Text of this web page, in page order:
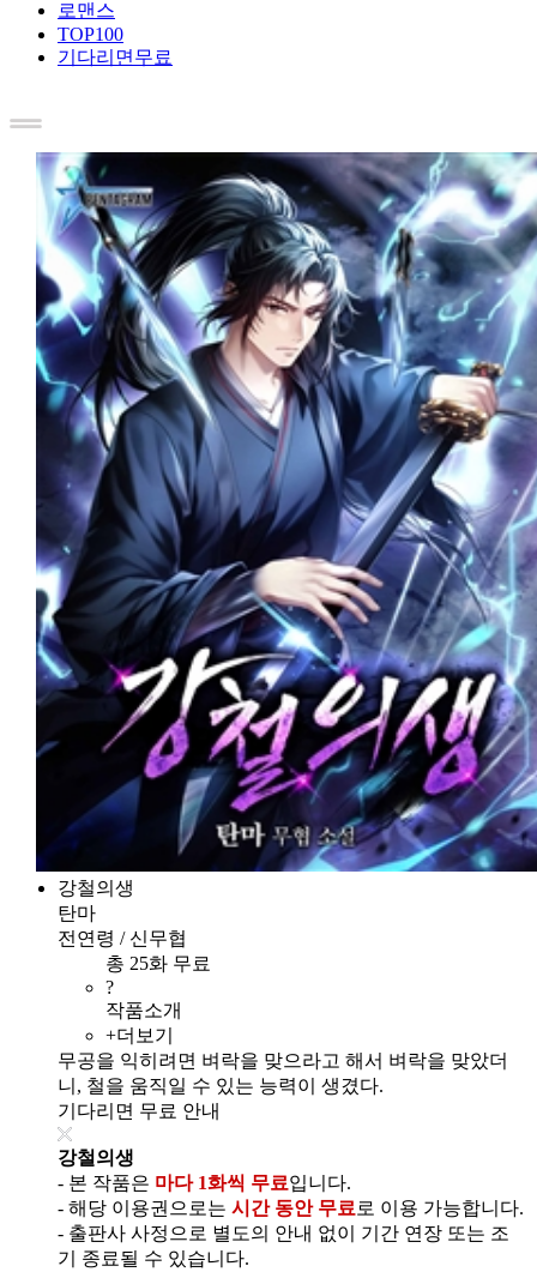
로맨스
TOP100
기다리면무료
강철의생
탄마
전연령 / 신무협
총 25화 무료
?
작품소개
+더보기
무공을 익히려면 벼락을 맞으라고 해서 벼락을 맞았더
니, 철을 움직일 수 있는 능력이 생겼다.
기다리면 무료 안내
강철의생
- 본 작품은 마다 1화씩 무료입니다.
- 해당 이용권으로는 시간 동안 무료 로 이용 가능합니다.
- 출판사 사정으로 별도의 안내 없이 기간 연장 또는 조
기 종료될 수 있습니다.